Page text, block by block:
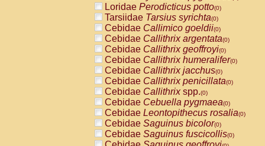
PitheciidaeCallicebus cupreus
PitheciidaeCallicebus donacophilus
PitheciidaeCallicebus moloch
PitheciidaeCallicebus torquatus
PitheciidaeCallicebusspp.(0)
PitheciidaeChiropotes satanas(0)
PitheciidaePithecia monachus
PitheciidaePithecia pithecia(0)
CercopithecidaeCercocebus agilis
CercopithecidaeCercocebus
CercopithecidaeCercocebus
CercopithecidaeCercocebus
CercopithecidaeCercocebus
CercopithecidaeCercocebushybrid
Loridae Perodicticus potto(0)
Tarsiidae Tarsius syrichta(0)
Cebidae Callimico goeldii(0)
Cebidae Callithrix argentata(0)
Cebidae Callithrix geoffroyi(0)
Cebidae Callithrix humeralifer(0)
Cebidae Callithrix jacchus(0)
Cebidae Callithrix penicillata(0)
Cebidae Callithrixspp.(0)
Cebidae Cebuella pygmaea(0)
Cebidae Leontopithecus rosalia(0)
Cebidae Saguinus bicolor(0)
Cebidae Saguinus fuscicollis(0)